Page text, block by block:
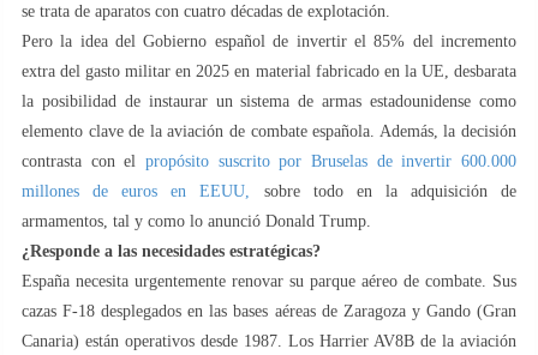
se trata de aparatos con cuatro décadas de explotación.
Pero la idea del Gobierno español de invertir el 85% del incremento
extra del gasto militar en 2025 en material fabricado en la UE, desbarata
la posibilidad de instaurar un sistema de armas estadounidense como
elemento clave de la aviación de combate española. Además, la decisión
contrasta con el propósito suscrito por Bruselas de invertir 600.000
millones de euros en EEUU, sobre todo en la adquisición de
armamentos, tal y como lo anunció Donald Trump.
¿Responde a las necesidades estratégicas?
España necesita urgentemente renovar su parque aéreo de combate. Sus
cazas F-18 desplegados en las bases aéreas de Zaragoza y Gando (Gran
Canaria) están operativos desde 1987. Los Harrier AV8B de la aviación